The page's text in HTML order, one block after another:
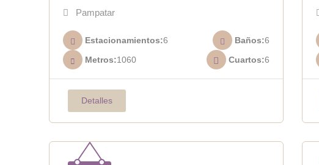
exclusividad en Pampatar C-013
Pampatar
Estacionamientos 6 Baños 6
Metros 1060 Cuartos 6
Detalles